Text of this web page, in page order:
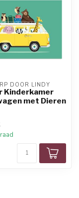
DOOR LINDY
Kinderkamer
met Dieren